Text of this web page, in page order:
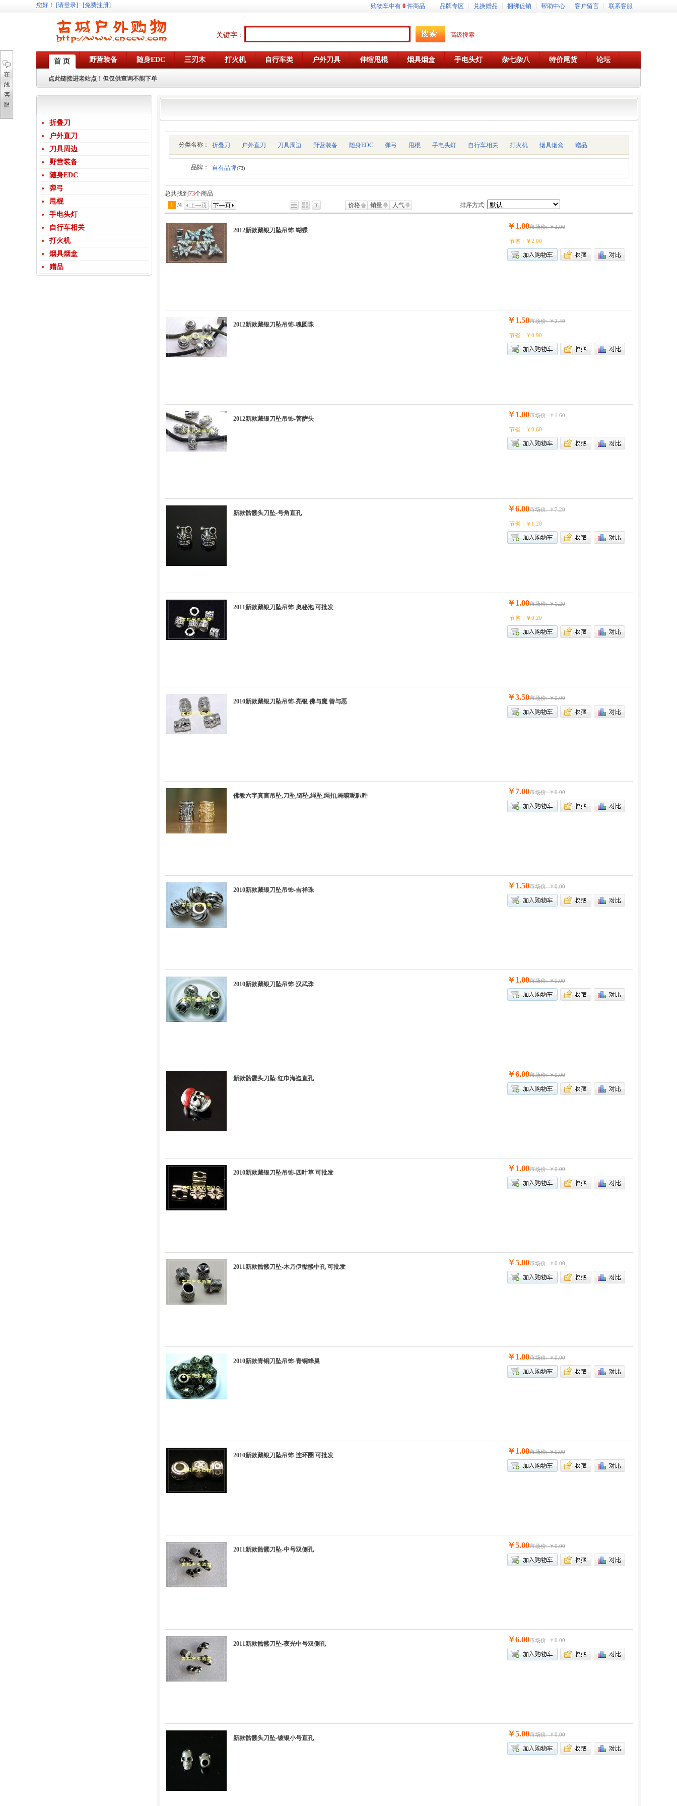
您好 ！ [请登录] [免费注册] 购物车中有 0 件商品 品牌专区 兑换赠品 捆绑促销 帮助中心 客户留言 联系客服
关键字： 高级搜索
首 页 野营装备 随身EDC 三刃木 打火机 自行车类 户外刀具 伸缩甩棍 烟具烟盒 手电头灯 杂七杂八 特价尾货 论坛
点此链接进老站点！但仅供查询不能下单
折叠刀
户外直刀
刀具周边
野营装备
随身EDC
弹弓
甩棍
手电头灯
自行车相关
打火机
烟具烟盒
赠品
分类名称： 折叠刀 户外直刀 刀具周边 野营装备 随身EDC 弹弓 甩棍 手电头灯 自行车相关 打火机 烟具烟盒 赠品
品牌： 自有品牌(73)
总共找到 73个商品
1 /4 价格 销量 人气 排序方式:
2012新款藏银刀坠吊饰-蝴蝶 ￥1.00市场价: ￥3.00
节省：￥2.00
2012新款藏银刀坠吊饰-魂圆珠 ￥1.50市场价: ￥2.40
节省：￥0.90
2012新款藏银刀坠吊饰-菩萨头 ￥1.00市场价: ￥1.60
节省：￥0.60
新款骷髅头刀坠-号角直孔 ￥6.00市场价: ￥7.20
节省：￥1.20
2011新款藏银刀坠吊饰-奥秘泡 可批发 ￥1.00市场价: ￥1.20
节省：￥0.20
2010新款藏银刀坠吊饰-亮银 佛与魔 善与恶 ￥3.50市场价: ￥0.00
佛教六字真言吊坠,刀坠,链坠,绳坠,绳扣,唵嘛呢叭吽 ￥7.00市场价: ￥0.00
2010新款藏银刀坠吊饰-吉祥珠 ￥1.50市场价: ￥0.00
2010新款藏银刀坠吊饰-汉武珠 ￥1.00市场价: ￥0.00
新款骷髅头刀坠-红巾海盗直孔 ￥6.00市场价: ￥0.00
2010新款藏银刀坠吊饰-四叶草 可批发 ￥1.00市场价: ￥0.00
2011新款骷髅刀坠-木乃伊骷髅中孔 可批发 ￥5.00市场价: ￥0.00
2010新款青铜刀坠吊饰-青铜蜂巢 ￥1.00市场价: ￥0.00
2010新款藏银刀坠吊饰-连环圈 可批发 ￥1.00市场价: ￥0.00
2011新款骷髅刀坠-中号双侧孔 ￥5.00市场价: ￥0.00
2011新款骷髅刀坠-夜光中号双侧孔 ￥6.00市场价: ￥0.00
新款骷髅头刀坠-镀银小号直孔 ￥5.00市场价: ￥0.00